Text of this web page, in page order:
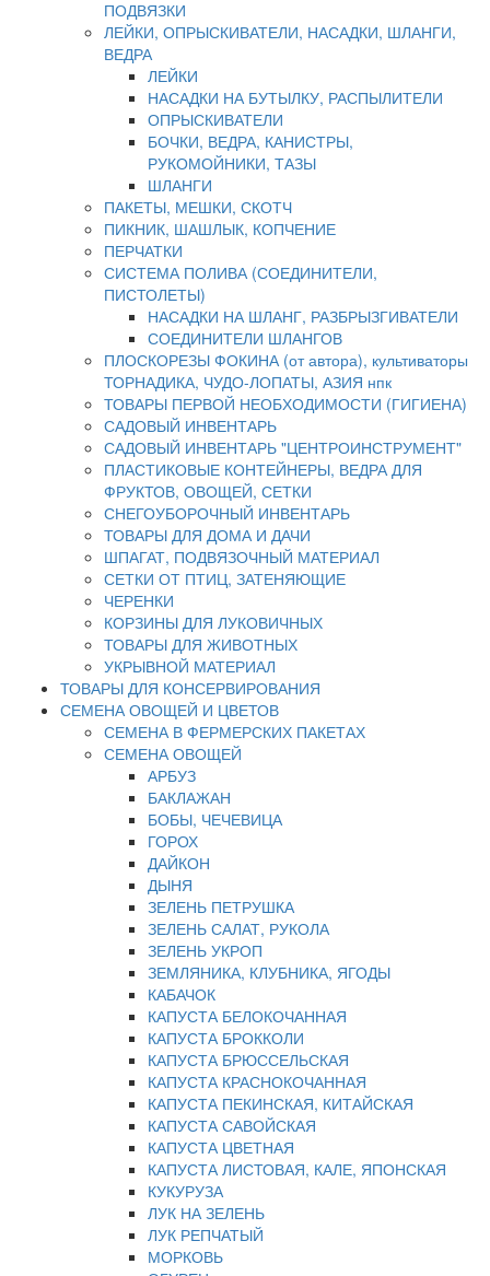
ПОДВЯЗКИ
ЛЕЙКИ, ОПРЫСКИВАТЕЛИ, НАСАДКИ, ШЛАНГИ,
ВЕДРА
ЛЕЙКИ
НАСАДКИ НА БУТЫЛКУ, РАСПЫЛИТЕЛИ
ОПРЫСКИВАТЕЛИ
БОЧКИ, ВЕДРА, КАНИСТРЫ,
РУКОМОЙНИКИ, ТАЗЫ
ШЛАНГИ
ПАКЕТЫ, МЕШКИ, СКОТЧ
ПИКНИК, ШАШЛЫК, КОПЧЕНИЕ
ПЕРЧАТКИ
СИСТЕМА ПОЛИВА (СОЕДИНИТЕЛИ,
ПИСТОЛЕТЫ)
НАСАДКИ НА ШЛАНГ, РАЗБРЫЗГИВАТЕЛИ
СОЕДИНИТЕЛИ ШЛАНГОВ
ПЛОСКОРЕЗЫ ФОКИНА (от автора), культиваторы
ТОРНАДИКА, ЧУДО-ЛОПАТЫ, АЗИЯ нпк
ТОВАРЫ ПЕРВОЙ НЕОБХОДИМОСТИ (ГИГИЕНА)
САДОВЫЙ ИНВЕНТАРЬ
САДОВЫЙ ИНВЕНТАРЬ "ЦЕНТРОИНСТРУМЕНТ"
ПЛАСТИКОВЫЕ КОНТЕЙНЕРЫ, ВЕДРА ДЛЯ
ФРУКТОВ, ОВОЩЕЙ, СЕТКИ
СНЕГОУБОРОЧНЫЙ ИНВЕНТАРЬ
ТОВАРЫ ДЛЯ ДОМА И ДАЧИ
ШПАГАТ, ПОДВЯЗОЧНЫЙ МАТЕРИАЛ
СЕТКИ ОТ ПТИЦ, ЗАТЕНЯЮЩИЕ
ЧЕРЕНКИ
КОРЗИНЫ ДЛЯ ЛУКОВИЧНЫХ
ТОВАРЫ ДЛЯ ЖИВОТНЫХ
УКРЫВНОЙ МАТЕРИАЛ
ТОВАРЫ ДЛЯ КОНСЕРВИРОВАНИЯ
СЕМЕНА ОВОЩЕЙ И ЦВЕТОВ
СЕМЕНА В ФЕРМЕРСКИХ ПАКЕТАХ
СЕМЕНА ОВОЩЕЙ
АРБУЗ
БАКЛАЖАН
БОБЫ, ЧЕЧЕВИЦА
ГОРОХ
ДАЙКОН
ДЫНЯ
ЗЕЛЕНЬ ПЕТРУШКА
ЗЕЛЕНЬ САЛАТ, РУКОЛА
ЗЕЛЕНЬ УКРОП
ЗЕМЛЯНИКА, КЛУБНИКА, ЯГОДЫ
КАБАЧОК
КАПУСТА БЕЛОКОЧАННАЯ
КАПУСТА БРОККОЛИ
КАПУСТА БРЮССЕЛЬСКАЯ
КАПУСТА КРАСНОКОЧАННАЯ
КАПУСТА ПЕКИНСКАЯ, КИТАЙСКАЯ
КАПУСТА САВОЙСКАЯ
КАПУСТА ЦВЕТНАЯ
КАПУСТА ЛИСТОВАЯ, КАЛЕ, ЯПОНСКАЯ
КУКУРУЗА
ЛУК НА ЗЕЛЕНЬ
ЛУК РЕПЧАТЫЙ
МОРКОВЬ